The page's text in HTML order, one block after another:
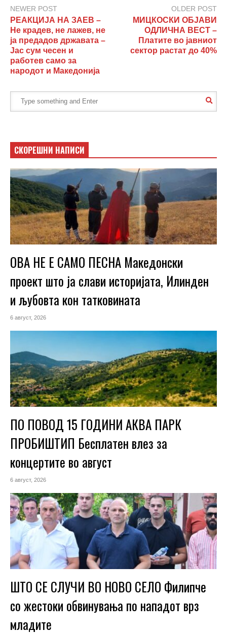
NEWER POST
РЕАКЦИЈА НА ЗАЕВ –
Не крадев, не лажев, не
ја предадов државата –
Јас сум чесен и
работев само за
народот и Македонија
OLDER POST
МИЦКОСКИ ОБЈАВИ
ОДЛИЧНА ВЕСТ –
Платите во јавниот
сектор растат до 40%
СКОРЕШНИ НАПИСИ
ОВА НЕ Е САМО ПЕСНА Македонски
проект што ја слави историјата, Илинден
и љубовта кон татковината
6 август, 2026
ПО ПОВОД 15 ГОДИНИ АКВА ПАРК
ПРОБИШТИП Бесплатен влез за
концертите во август
6 август, 2026
ШТО СЕ СЛУЧИ ВО НОВО СЕЛО Филипче
со жестоки обвинувања по нападот врз
младите